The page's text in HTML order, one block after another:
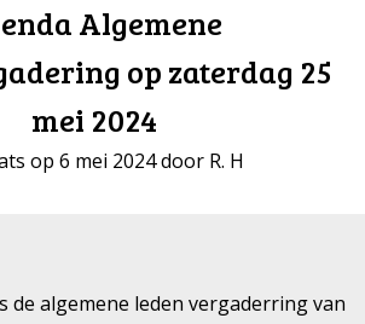
Algemene
op zaterdag 25
mei 2024
op 6 mei 2024 door R. H
de algemene leden vergaderring van